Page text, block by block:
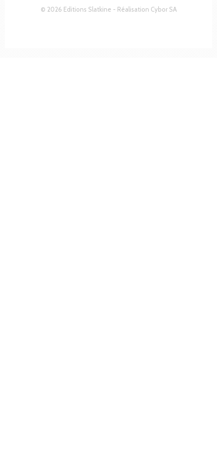
© 2026 Editions Slatkine - Réalisation Cybor SA